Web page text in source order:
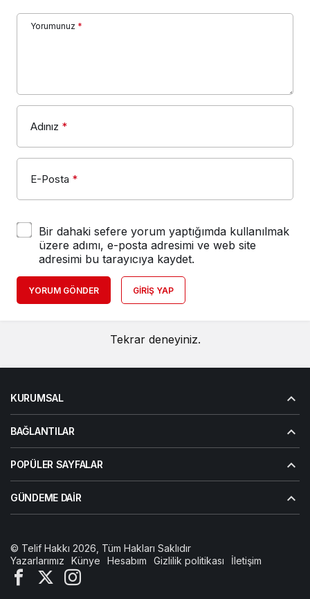
Yorumunuz *
Adınız *
E-Posta *
Bir dahaki sefere yorum yaptığımda kullanılmak
üzere adımı, e-posta adresimi ve web site
adresimi bu tarayıcıya kaydet.
YORUM GÖNDER GIRIŞ YAP
Tekrar deneyiniz.
KURUMSAL
BAĞLANTILAR
POPÜLER SAYFALAR
GÜNDEME DAIR
© Telif Hakkı 2026, Tüm Hakları Saklıdır
Yazarlarımız
Künye Hesabım Gizlilik politikası İletişim